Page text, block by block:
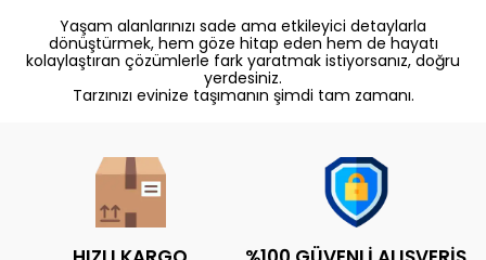
Yaşam alanlarınızı sade ama etkileyici detaylarla
dönüştürmek, hem göze hitap eden hem de hayatı
kolaylaştıran çözümlerle fark yaratmak istiyorsanız, doğru
yerdesiniz.
Tarzınızı evinize taşımanın şimdi tam zamanı.